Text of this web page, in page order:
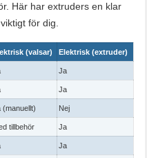
Här har extruders en klar
för dig.
(valsar) Elektrisk (extruder)
Ja
Ja
(manuellt) Nej
tillbehör Ja
Ja